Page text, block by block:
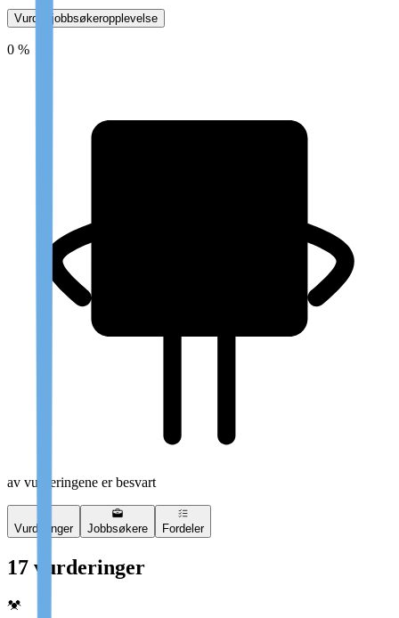
Vurder jobbsøkeropplevelse
0 %
av vurderingene er besvart
Vurderinger Jobbsøkere Fordeler
17 vurderinger